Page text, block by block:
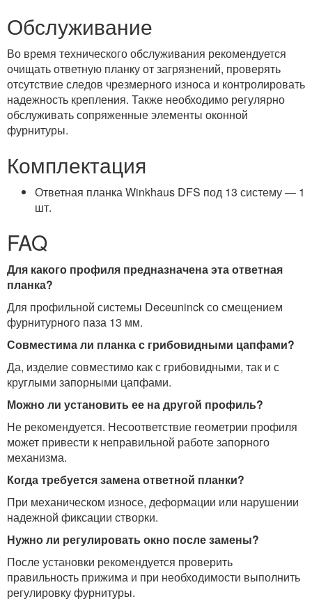
Обслуживание
Во время технического обслуживания рекомендуется
очищать ответную планку от загрязнений, проверять
отсутствие следов чрезмерного износа и контролировать
надежность крепления. Также необходимо регулярно
обслуживать сопряженные элементы оконной
фурнитуры.
Комплектация
Ответная планка Winkhaus DFS под 13 систему — 1
шт.
FAQ
Для какого профиля предназначена эта ответная
планка?
Для профильной системы Deceuninck со смещением
фурнитурного паза 13 мм.
Совместима ли планка с грибовидными цапфами?
Да, изделие совместимо как с грибовидными, так и с
круглыми запорными цапфами.
Можно ли установить ее на другой профиль?
Не рекомендуется. Несоответствие геометрии профиля
может привести к неправильной работе запорного
механизма.
Когда требуется замена ответной планки?
При механическом износе, деформации или нарушении
надежной фиксации створки.
Нужно ли регулировать окно после замены?
После установки рекомендуется проверить
правильность прижима и при необходимости выполнить
регулировку фурнитуры.